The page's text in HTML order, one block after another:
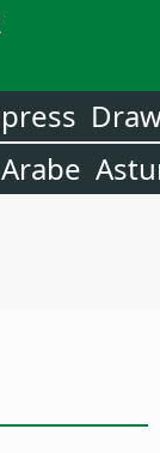
Arabe